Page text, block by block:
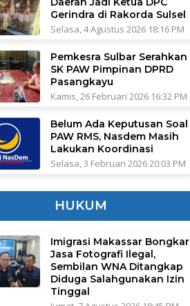
Gerindra di Rakorda Sulsel
Selasa, 4 Agustus 2026 18:16 PM
Pemkesra Sulbar Serahkan
SK PAW Pimpinan DPRD
Pasangkayu
Kamis, 26 Februari 2026 16:32 PM
Belum Ada Keputusan Soal
PAW RMS, Nasdem Masih
Lakukan Koordinasi
Selasa, 3 Februari 2026 20:03 PM
HUKUM
Imigrasi Makassar Bongkar
Jasa Fotografi Ilegal,
Sembilan WNA Ditangkap
Diduga Salahgunakan Izin
Tinggal